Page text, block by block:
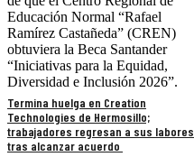
Educación Normal “Rafael
Ramírez Castañeda” (CREN)
obtuviera la Beca Santander
“Iniciativas para la Equidad,
Diversidad e Inclusión 2026”.
Termina huelga en Creation
Technologies de Hermosillo;
trabajadores regresan a sus labores
tras alcanzar acuerdo